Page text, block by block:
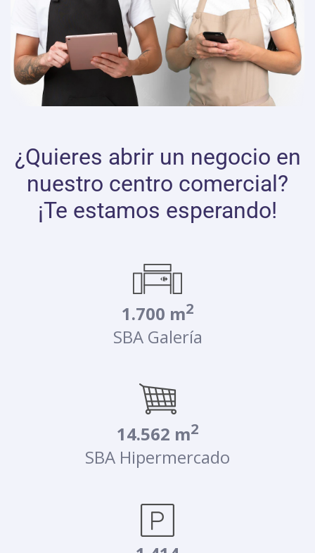
¿Quieres abrir un negocio en
nuestro centro comercial?
¡Te estamos esperando!
1.700 m2
SBA Galería
14.562 m2
SBA Hipermercado